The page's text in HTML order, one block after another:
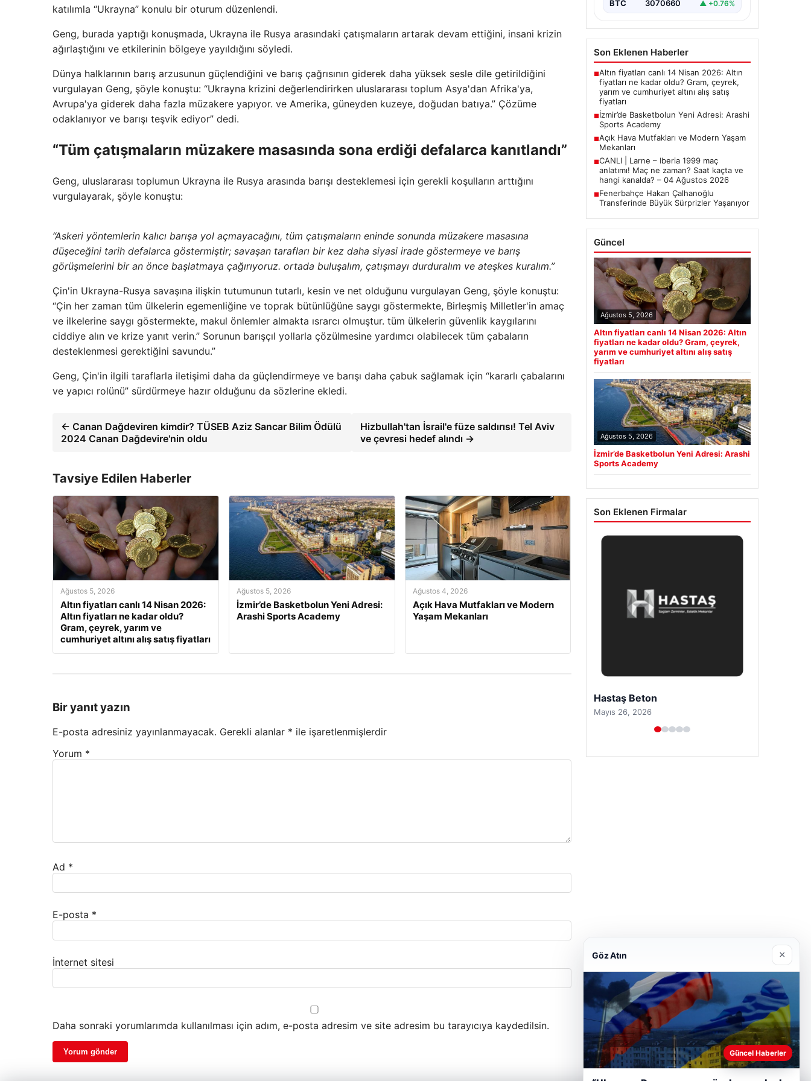
katılımla “Ukrayna” konulu bir oturum düzenlendi.
Geng, burada yaptığı konuşmada, Ukrayna ile Rusya arasındaki çatışmaların artarak devam ettiğini, insani krizin
ağırlaştığını ve etkilerinin bölgeye yayıldığını söyledi.
Dünya halklarının barış arzusunun güçlendiğini ve barış çağrısının giderek daha yüksek sesle dile getirildiğini
vurgulayan Geng, şöyle konuştu: “Ukrayna krizini değerlendirirken uluslararası toplum Asya'dan Afrika'ya,
Avrupa'ya giderek daha fazla müzakere yapıyor. ve Amerika, güneyden kuzeye, doğudan batıya.” Çözüme
odaklanıyor ve barışı teşvik ediyor” dedi.
“Tüm çatışmaların müzakere masasında sona erdiği defalarca kanıtlandı”
Geng, uluslararası toplumun Ukrayna ile Rusya arasında barışı desteklemesi için gerekli koşulların arttığını
vurgulayarak, şöyle konuştu:
“Askeri yöntemlerin kalıcı barışa yol açmayacağını, tüm çatışmaların eninde sonunda müzakere masasına
düşeceğini tarih defalarca göstermiştir; savaşan tarafları bir kez daha siyasi irade göstermeye ve barış
görüşmelerini bir an önce başlatmaya çağırıyoruz. ortada buluşalım, çatışmayı durduralım ve ateşkes kuralım.”
Çin'in Ukrayna-Rusya savaşına ilişkin tutumunun tutarlı, kesin ve net olduğunu vurgulayan Geng, şöyle konuştu:
“Çin her zaman tüm ülkelerin egemenliğine ve toprak bütünlüğüne saygı göstermekte, Birleşmiş Milletler'in amaç
ve ilkelerine saygı göstermekte, makul önlemler almakta ısrarcı olmuştur. tüm ülkelerin güvenlik kaygılarını
ciddiye alın ve krize yanıt verin.” Sorunun barışçıl yollarla çözülmesine yardımcı olabilecek tüm çabaların
desteklenmesi gerektiğini savundu.”
Geng, Çin'in ilgili taraflarla iletişimi daha da güçlendirmeye ve barışı daha çabuk sağlamak için “kararlı çabalarını
ve yapıcı rolünü” sürdürmeye hazır olduğunu da sözlerine ekledi.
← Canan Dağdeviren kimdir? TÜSEB Aziz Sancar Bilim Ödülü
2024 Canan Dağdevire'nin oldu
Hizbullah'tan İsrail'e füze saldırısı! Tel Aviv
ve çevresi hedef alındı →
Tavsiye Edilen Haberler
Ağustos 5, 2026
Altın fiyatları canlı 14 Nisan 2026:
Altın fiyatları ne kadar oldu?
Gram, çeyrek, yarım ve
cumhuriyet altını alış satış fiyatları
Ağustos 5, 2026
İzmir’de Basketbolun Yeni Adresi:
Arashi Sports Academy
Ağustos 4, 2026
Açık Hava Mutfakları ve Modern
Yaşam Mekanları
Bir yanıt yazın
E-posta adresiniz yayınlanmayacak. Gerekli alanlar * ile işaretlenmişlerdir
Yorum *
Ad *
E-posta *
İnternet sitesi
Daha sonraki yorumlarımda kullanılması için adım, e-posta adresim ve site adresim bu tarayıcıya kaydedilsin.
BTC 3070660 ▲ +0.76%
Son Eklenen Haberler
■Altın fiyatları canlı 14 Nisan 2026: Altın
fiyatları ne kadar oldu? Gram, çeyrek,
yarım ve cumhuriyet altını alış satış
fiyatları
■İzmir’de Basketbolun Yeni Adresi: Arashi
Sports Academy
■Açık Hava Mutfakları ve Modern Yaşam
Mekanları
■CANLI | Larne – Iberia 1999 maç
anlatımı! Maç ne zaman? Saat kaçta ve
hangi kanalda? – 04 Ağustos 2026
■Fenerbahçe Hakan Çalhanoğlu
Transferinde Büyük Sürprizler Yaşanıyor
Güncel
Ağustos 5, 2026
Altın fiyatları canlı 14 Nisan 2026: Altın
fiyatları ne kadar oldu? Gram, çeyrek,
yarım ve cumhuriyet altını alış satış
fiyatları
Ağustos 5, 2026
İzmir’de Basketbolun Yeni Adresi: Arashi
Sports Academy
Son Eklenen Firmalar
Prenses Night Club
Nisan 29, 2026
Göz Atın ×
Güncel Haberler